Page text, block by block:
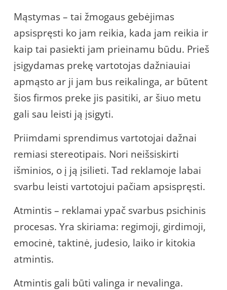
Mąstymas – tai žmogaus gebėjimas
apsispręsti ko jam reikia, kada jam reikia ir
kaip tai pasiekti jam prieinamu būdu. Prieš
įsigydamas prekę vartotojas dažniauiai
apmąsto ar ji jam bus reikalinga, ar būtent
šios firmos preke jis pasitiki, ar šiuo metu
gali sau leisti ją įsigyti.
Priimdami sprendimus vartotojai dažnai
remiasi stereotipais. Nori neišsiskirti
išminios, o į ją įsilieti. Tad reklamoje labai
svarbu leisti vartotojui pačiam apsispręsti.
Atmintis – reklamai ypač svarbus psichinis
procesas. Yra skiriama: regimoji, girdimoji,
emocinė, taktinė, judesio, laiko ir kitokia
atmintis.
Atmintis gali būti valinga ir nevalinga.